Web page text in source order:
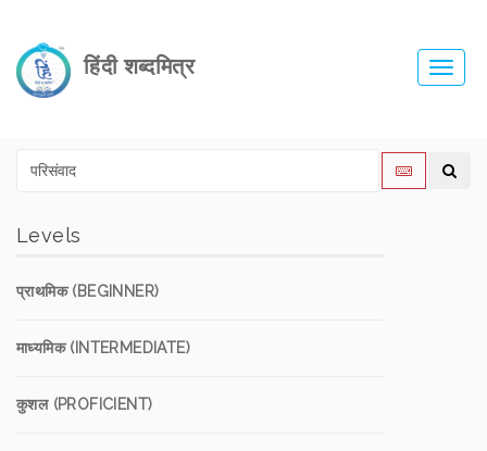
हिंदी शब्दमित्र
Levels
प्राथमिक (BEGINNER)
माध्यमिक (INTERMEDIATE)
कुशल (PROFICIENT)